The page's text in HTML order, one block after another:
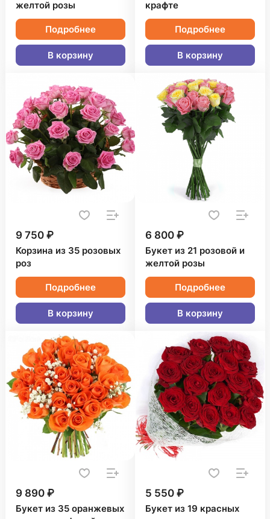
желтой розы
Подробнее
В корзину
крафте
Подробнее
В корзину
9 750 ₽
Корзина из 35 розовых
роз
Подробнее
В корзину
6 800 ₽
Букет из 21 розовой и
желтой розы
Подробнее
В корзину
9 890 ₽
Букет из 35 оранжевых
5 550 ₽
Букет из 19 красных